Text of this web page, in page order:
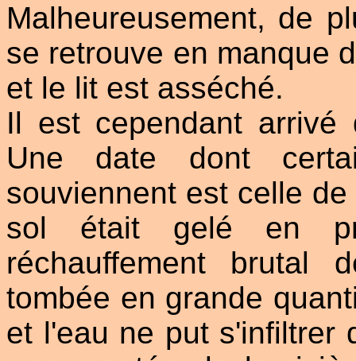
Malheureusement, de
se retrouve en manque
et le lit est asséché.
Il est cependant
Une date dont
souviennent est celle
sol était gelé en
réchauffement brutal
tombée en grande
et l'eau ne put s'infiltrer